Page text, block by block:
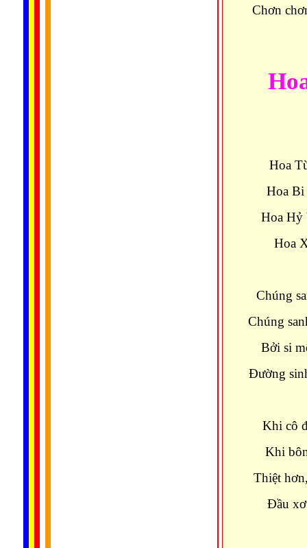
Chơn
Hoa
Hoa Bi
Hoa Hỷ
Hoa
Chúng
Chúng
Bởi si
Ðường
Khi cô
Khi
Thiệt
Ðầu xơ